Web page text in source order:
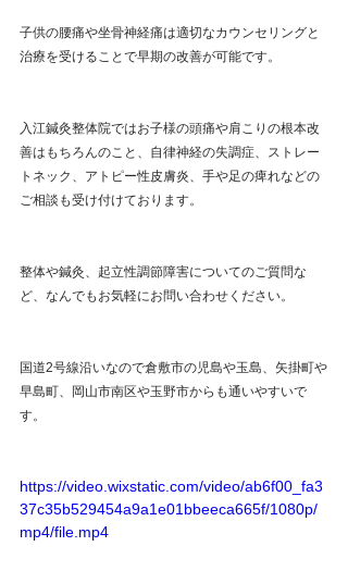
子供の腰痛や坐骨神経痛は適切なカウンセリングと
治療を受けることで早期の改善が可能です。
入江鍼灸整体院ではお子様の頭痛や肩こりの根本改
善はもちろんのこと、自律神経の失調症、ストレー
トネック、アトピー性皮膚炎、手や足の痺れなどの
ご相談も受け付けております。
整体や鍼灸、起立性調節障害についてのご質問な
ど、なんでもお気軽にお問い合わせください。
国道2号線沿いなので倉敷市の児島や玉島、矢掛町や
早島町、岡山市南区や玉野市からも通いやすいで
す。
https://video.wixstatic.com/video/ab6f00_fa3
37c35b529454a9a1e01bbeeca665f/1080p/
mp4/file.mp4